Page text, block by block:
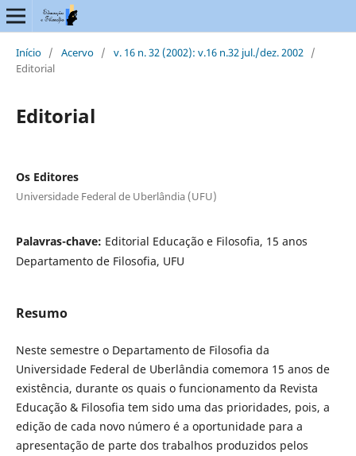
Início / Acervo / v. 16 n. 32 (2002): v.16 n.32 jul./dez. 2002 /
Editorial
Editorial
Os Editores
Universidade Federal de Uberlândia (UFU)
Palavras-chave: Editorial Educação e Filosofia, 15 anos
Departamento de Filosofia, UFU
Resumo
Neste semestre o Departamento de Filosofia da
Universidade Federal de Uberlândia comemora 15 anos de
existência, durante os quais o funcionamento da Revista
Educação & Filosofia tem sido uma das prioridades, pois, a
edição de cada novo número é a oportunidade para a
apresentação de parte dos trabalhos produzidos pelos